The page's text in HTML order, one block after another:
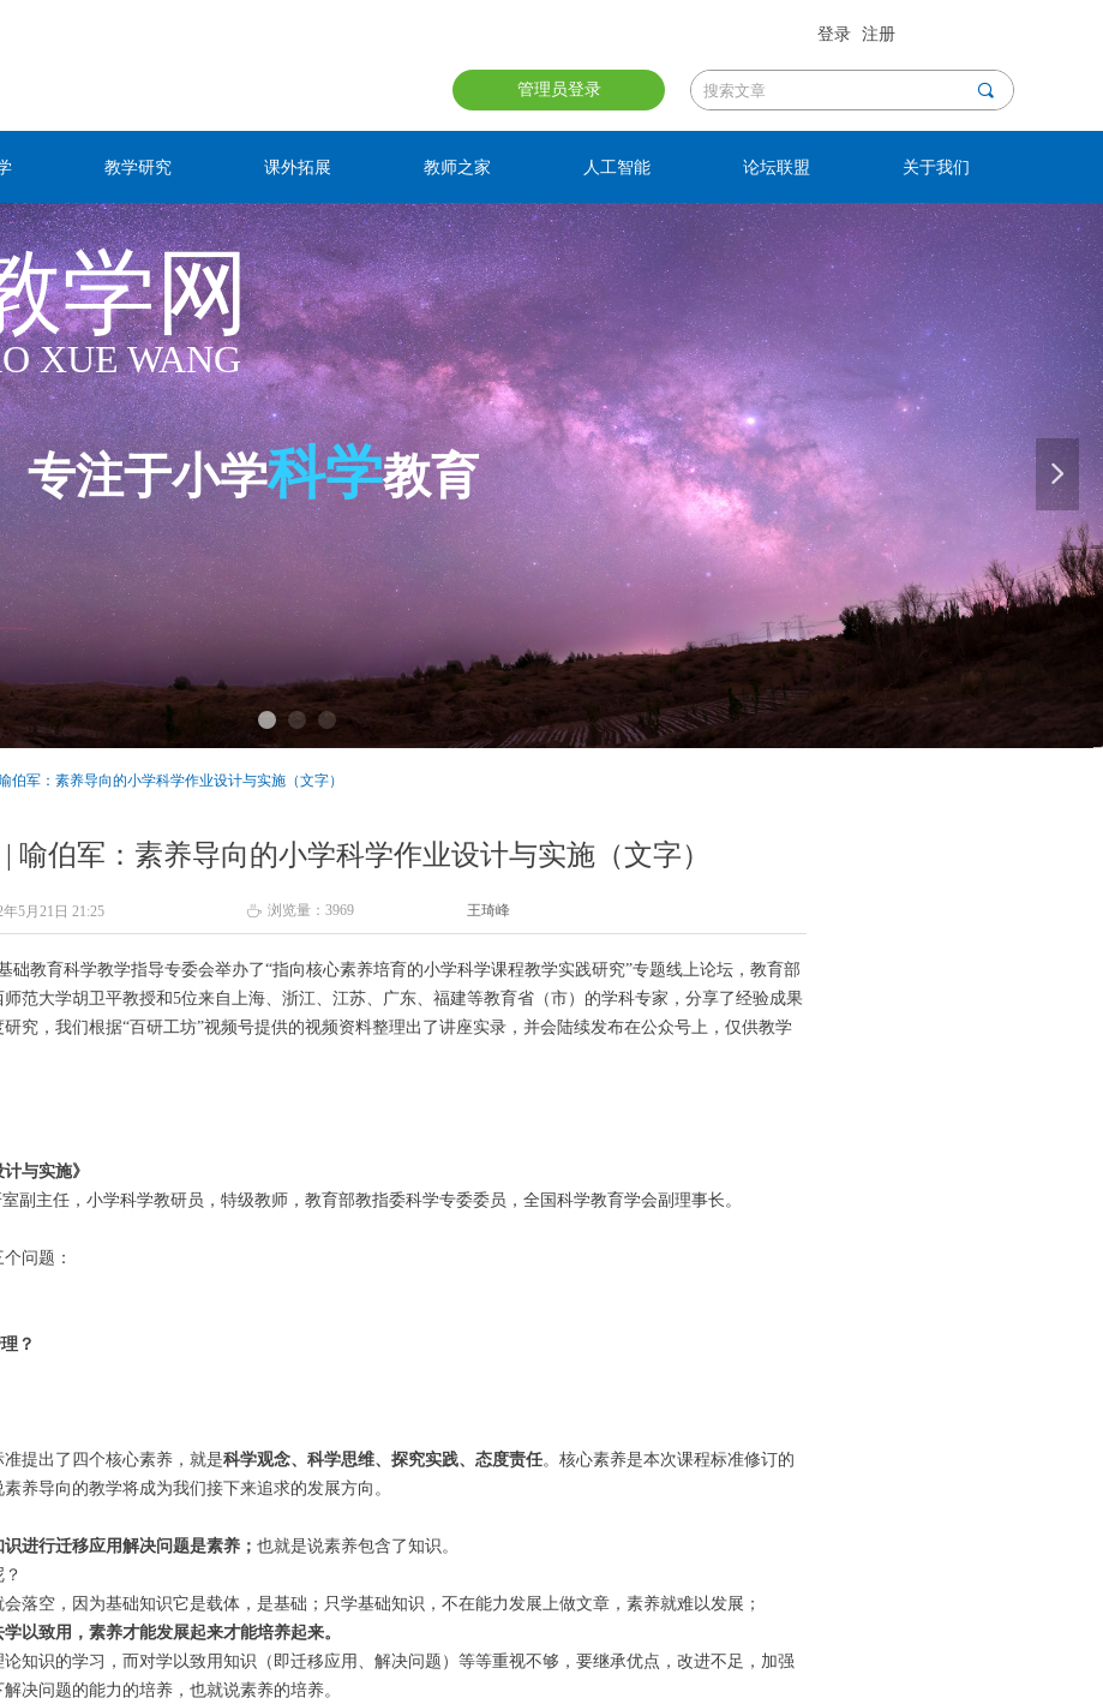
专注于小学科学教育
学网
XUE WANG
넲
끠
登录 注册
管理员登录
教学研究 课外拓展 教师之家 人工智能 论坛联盟 关于我们
喻伯军：素养导向的小学科学作业设计与实施（文字）
伯军：素养导向的小学科学作业设计与实施（文字）
教育科学教学指导专委会举办了“指向核心素养培育的小学科学课程教学实践研究”专题线上论坛，教育部
范大学胡卫平教授和5位来自上海、浙江、江苏、广东、福建等教育省（市）的学科专家，分享了经验成果
究，我们根据“百研工坊”视频号提供的视频资料整理出了讲座实录，并会陆续发布在公众号上，仅供教学
与实施》
副主任，小学科学教研员，特级教师，教育部教指委科学专委委员，全国科学教育学会副理事长。
问题：
？
提出了四个核心素养，就是科学观念、科学思维、探究实践、态度责任。核心素养是本次课程标准修订的
养导向的教学将成为我们接下来追求的发展方向。
进行迁移应用解决问题是素养 ； 也就是说素养包含了知识。
落空，因为基础知识它是载体，是基础；只学基础知识，不在能力发展上做文章，素养就难以发展；
以致用，素养才能发展起来才能培养起来。
知识的学习，而对学以致用知识（即迁移应用、解决问题）等等重视不够，要继承优点，改进不足，加强
决问题的能力的培养，也就说素养的培养。
年5月21日 21:25 ꄘ 浏览量： 3969 王琦峰